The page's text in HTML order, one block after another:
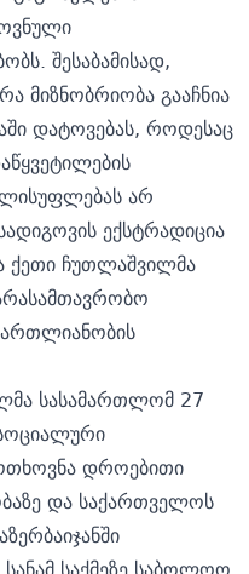
შესაბამისად,
მიზნობრიობა გააჩნია
დატოვებას, როდესაც
არ
ექსტრადიცია
ქეთი ჩუთლაშვილმა
სასამართლომ 27
დროებითი
და საქართველოს